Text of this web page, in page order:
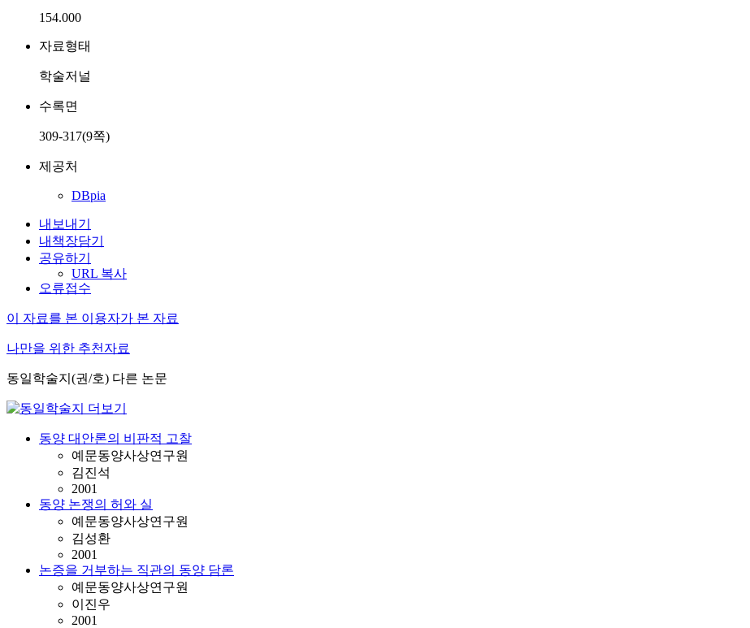
154.000
자료형태
학술저널
수록면
309-317(9쪽)
제공처
DBpia
내보내기
내책장담기
공유하기
URL 복사
오류접수
이 자료를 본 이용자가 본 자료
나만을 위한 추천자료
동일학술지(권/호) 다른 논문
동양 대안론의 비판적 고찰
예문동양사상연구원
김진석
2001
동양 논쟁의 허와 실
예문동양사상연구원
김성환
2001
논증을 거부하는 직관의 동양 담론
예문동양사상연구원
이진우
2001